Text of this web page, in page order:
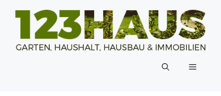
Inhalt
Menü